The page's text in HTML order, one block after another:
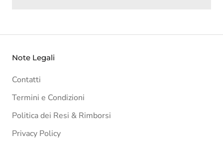
Note Legali
Contatti
Termini e Condizioni
Politica dei Resi & Rimborsi
Privacy Policy